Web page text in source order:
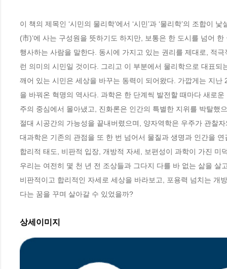
이 책의 제목인 ‘시민의 물리학’에서 ‘시민’과 ‘물리학’의 조합이
(市)’에 사는 구성원을 뜻하기도 하지만, 보통은 한 도시를 넘어
행사하는 사람을 말한다. 동시에 가지고 있는 권리를 제대로, 적극
런 의미의 시민일 것이다. 그리고 이 부분에서 물리학으로 대표
깨어 있는 시민은 세상을 바꾸는 동력이 되어왔다. 가깝게는 지
을 바꿔온 혁명의 역사다. 과학은 한 단계씩 발전할 때마다 새로
주의 중심에서 몰아냈고, 진화론은 인간의 특별한 지위를 박탈했
절대 시공간의 가능성을 끝내버렸으며, 양자역학은 우주가 관찰
대과학은 기존의 관점을 또 한 번 넘어서 물질과 생명과 인간을
합리적 태도, 비판적 입장, 개방적 자세, 보편성이 과학이 가진
우리는 여전히 몇 천 년 전 조상들과 그다지 다를 바 없는 삶을
비판적이고 합리적인 자세로 세상을 바라보고, 포용력 넘치는 개
다는 꿈을 꾸며 살아갈 수 있었을까?
상세이미지